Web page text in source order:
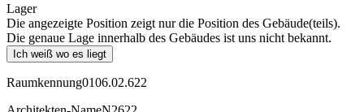
Lager
Die angezeigte Position zeigt nur die Position des Gebäude(teils).
Die genaue Lage innerhalb des Gebäudes ist uns nicht bekannt.
Ich weiß wo es liegt
Raumkennung0106.02.622